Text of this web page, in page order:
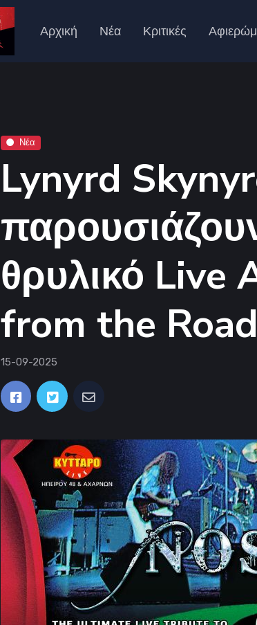
Αρχική Νέα Κριτικές
Νέα
Lynyrd
θρυλικό Live
from the
15-09-2025